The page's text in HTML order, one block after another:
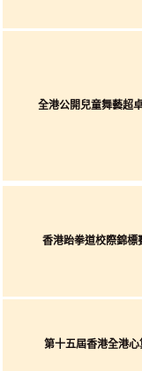
全港公開兒童舞藝超
香港跆拳道校際錦標
第十五屆香港全港心